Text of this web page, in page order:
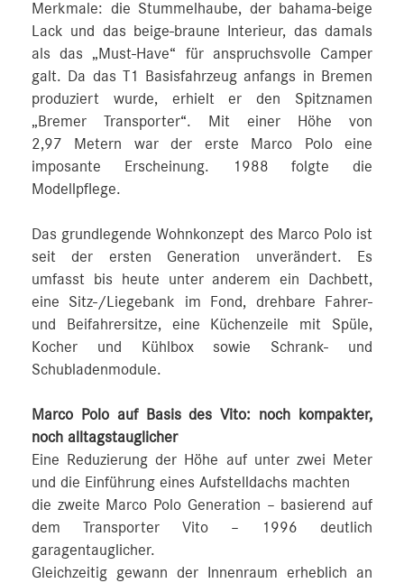
Merkmale: die Stummelhaube, der bahama-beige
Lack und das beige-braune Interieur, das damals
als das „Must-Have“ für anspruchsvolle Camper
galt. Da das T1 Basisfahrzeug anfangs in Bremen
produziert wurde, erhielt er den Spitznamen
„Bremer Transporter“. Mit einer Höhe von
2,97 Metern war der erste Marco Polo eine
imposante Erscheinung. 1988 folgte die
Modellpflege.
Das grundlegende Wohnkonzept des Marco Polo ist
seit der ersten Generation unverändert. Es
umfasst bis heute unter anderem ein Dachbett,
eine Sitz-/Liegebank im Fond, drehbare Fahrer-
und Beifahrersitze, eine Küchenzeile mit Spüle,
Kocher und Kühlbox sowie Schrank- und
Schubladenmodule.
Marco Polo auf Basis des Vito: noch kompakter,
noch alltagstauglicher
Eine Reduzierung der Höhe auf unter zwei Meter
und die Einführung eines Aufstelldachs machten
die zweite Marco Polo Generation – basierend auf
dem Transporter Vito – 1996 deutlich
garagentauglicher.
Gleichzeitig gewann der Innenraum erheblich an